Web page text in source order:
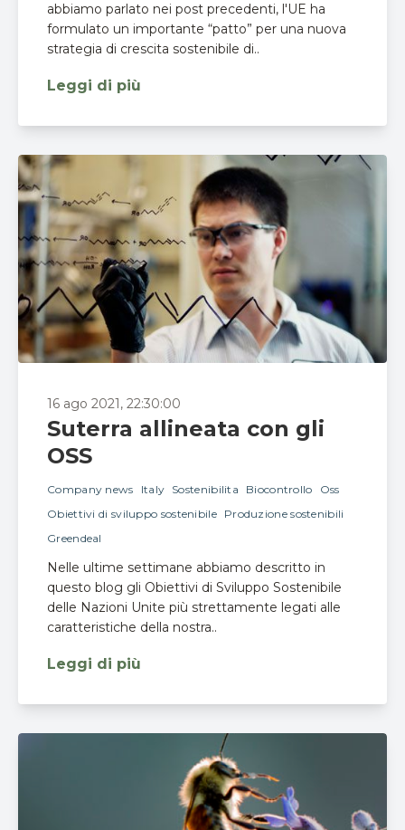
abbiamo parlato nei post precedenti, l'UE ha
formulato un importante “patto” per una nuova
strategia di crescita sostenibile di..
Leggi di più
16 ago 2021, 22:30:00
Suterra allineata con gli
OSS
Company news Italy Sostenibilita Biocontrollo
Oss
Obiettivi di sviluppo sostenibile
Produzione sostenibili
Greendeal
Nelle ultime settimane abbiamo descritto in
questo blog gli Obiettivi di Sviluppo Sostenibile
delle Nazioni Unite più strettamente legati alle
caratteristiche della nostra..
Leggi di più